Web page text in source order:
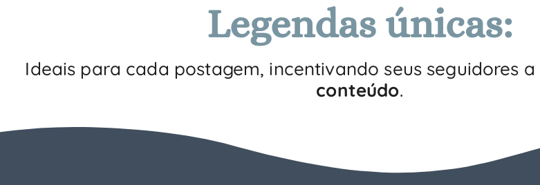
Legendas únicas:
Ideais para cada postagem, incentivando seus seguidores a
conteúdo.